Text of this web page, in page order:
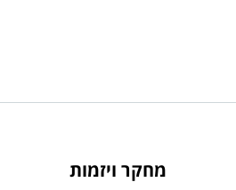
מחקר ויזמות